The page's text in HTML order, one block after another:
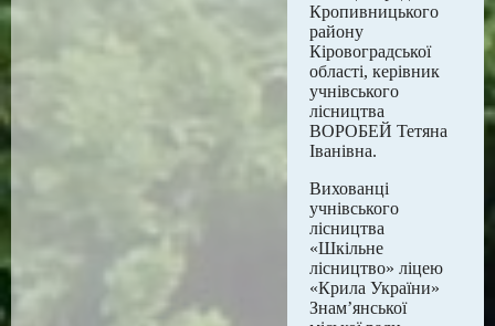
Кропивницького
району
Кіровоградської
області, керівник
учнівського
лісництва
ВОРОБЕЙ Тетяна
Іванівна.
Вихованці
учнівського
лісництва
«Шкільне
лісництво» ліцею
«Крила України»
Знам’янської